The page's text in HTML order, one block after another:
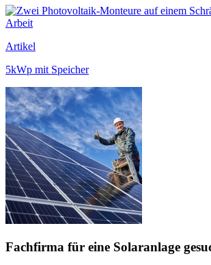
Artikel
5kWp mit Speicher
Fachfirma für eine Solaranlage